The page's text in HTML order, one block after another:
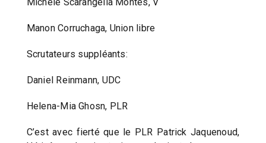
Manon Corruchaga, Union libre
Scrutateurs suppléants:
Daniel Reinmann, UDC
Helena-Mia Ghosn, PLR
C’est avec fierté que le PLR Patrick Jaquenoud,